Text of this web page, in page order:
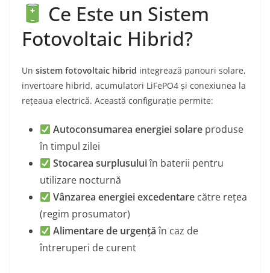
Ce Este un Sistem
Fotovoltaic Hibrid?
Un sistem fotovoltaic hibrid integrează panouri solare,
invertoare hibrid, acumulatori LiFePO4 și conexiunea la
rețeaua electrică. Această configurație permite:
Autoconsumarea energiei solare produse
în timpul zilei
Stocarea surplusuluiîn baterii pentru
utilizare nocturnă
Vânzarea energiei excedentare către rețea
(regim prosumator)
Alimentare de urgențăîn caz de
întreruperi de curent